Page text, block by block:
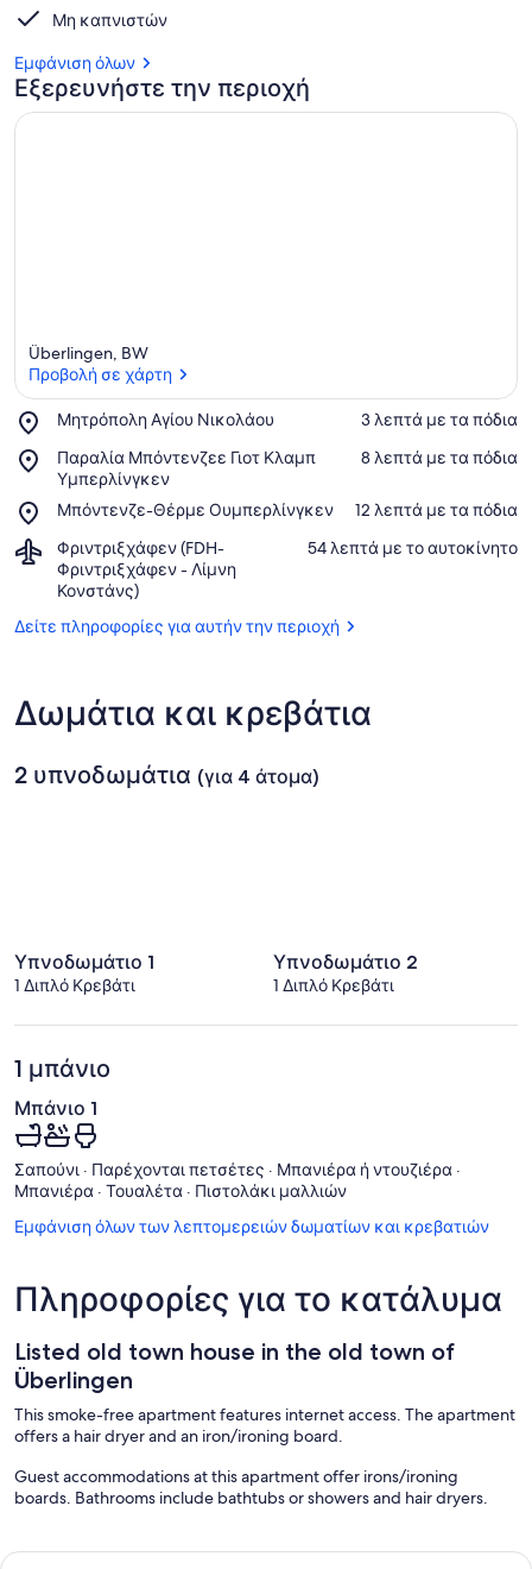
Μη καπνιστών
Εμφάνιση όλων
Εξερευνήστε την περιοχή
Überlingen, BW
Προβολή σε χάρτη
Μητρόπολη Αγίου Νικολάου
Place,
Αγίου
Νικολάου
‪3 λεπτά με τα πόδια‬
Παραλία Μπόντενζεε Γιοτ Κλαμπ
Υμπερλίνγκεν
Place,
Παραλία
Μπόντενζεε
Γιοτ
Κλαμπ
Υμπερλίνγκεν
‪8 λεπτά με τα πόδια‬
Μπόντενζε-Θέρμε Ουμπερλίνγκεν
Place,
Θέρμε
Ουμπερλίνγκεν
‪12 λεπτά με τα πόδια‬
Φριντριξχάφεν (FDH-
Φριντριξχάφεν - Λίμνη
Κονστάνς)
Airport,
Φριντριξχάφεν
(FDH-
-
‪54 λεπτά με το αυτοκίνητο‬
Δείτε πληροφορίες για αυτήν την περιοχή
Δωμάτια και κρεβάτια
2 υπνοδωμάτια (για 4 άτομα)
Υπνοδωμάτιο 1
1 Διπλό Κρεβάτι
Υπνοδωμάτιο 2
1 Διπλό Κρεβάτι
1 μπάνιο
Μπάνιο 1
Σαπούνι · Παρέχονται πετσέτες · Μπανιέρα ή ντουζιέρα ·
Μπανιέρα · Τουαλέτα · Πιστολάκι μαλλιών
Εμφάνιση όλων των λεπτομερειών δωματίων και κρεβατιών
Πληροφορίες για το κατάλυμα
Listed old town house in the old town of
Überlingen
This smoke-free apartment features internet access. The apartment
offers a hair dryer and an iron/ironing board.
Guest accommodations at this apartment offer irons/ironing
boards. Bathrooms include bathtubs or showers and hair dryers.